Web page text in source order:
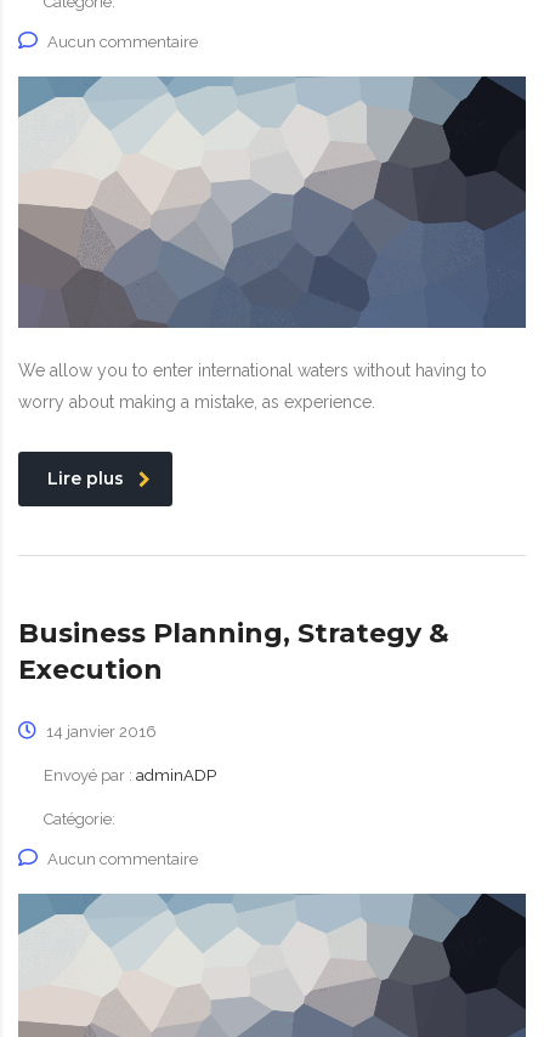
Aucun commentaire
We allow you to enter international waters without having to
worry about making a mistake, as experience.
Lire plus
Business Planning, Strategy &
Execution
14 janvier 2016
Envoyé par : adminADP
Catégorie:
Aucun commentaire